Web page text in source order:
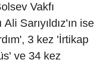
Vakfı
Sarıyıldız'ın ise
3 kez 'İrtikap
ve 34 kez